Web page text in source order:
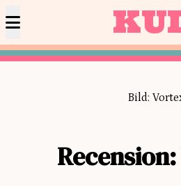
Bild: